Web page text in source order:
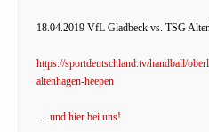
18.04.2019 VfL Gladbeck vs. TSG
https://sportdeutschland.tv/handball/
altenhagen-heepen
… und hier bei uns!